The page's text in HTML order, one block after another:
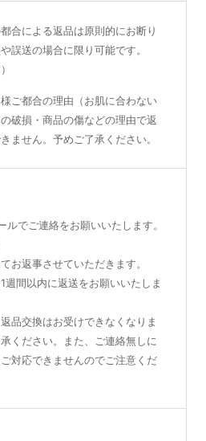
合による返品は原則的にお断り
誤送の場合に限り可能です。
ご都合の理由（お肌に合わない
破損・商品の傷などの理由で返
ません。予めご了承ください。
でご連絡をお願いいたします。
お返事させていただきます。
週間以内に返送をお願いいたしま
品交換はお受けできなくなりま
ください。また、ご連絡無しに
対応できませんのでご注意くだ